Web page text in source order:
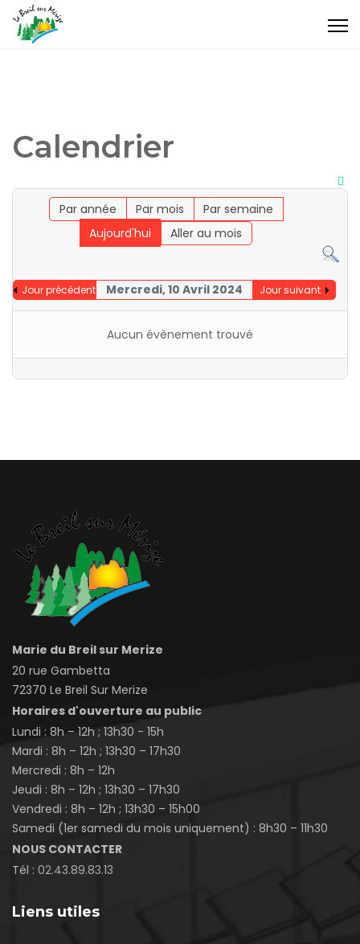
Calendrier
Par année Par mois
Par semaine
Aujourd'hui
Aller au mois
Jour précédent Mercredi, 10 Avril 2024 Jour suivant
Aucun évènement trouvé
Marie du Breil sur Merize
20 rue Gambetta
72370 Le Breil Sur Merize
Horaires d'ouverture au public
Lundi : 8h – 12h ; 13h30 - 15h
Mardi : 8h – 12h ; 13h30 – 17h30
Mercredi : 8h – 12h
Jeudi : 8h – 12h ; 13h30 – 17h30
Vendredi : 8h – 12h ; 13h30 – 15h00
Samedi (1er samedi du mois uniquement) : 8h30 – 11h30
NOUS CONTACTER
Tél : 02.43.89.83.13
Liens utiles